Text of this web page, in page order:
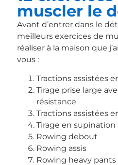
muscler le
Avant d’entrer dans le
meilleurs exercices de
réaliser à la maison que
vous :
Tractions assistées
Tirage prise large
résistance
Tractions assistées
Tirage en supination
Rowing debout
Rowing assis
Rowing heavy pants